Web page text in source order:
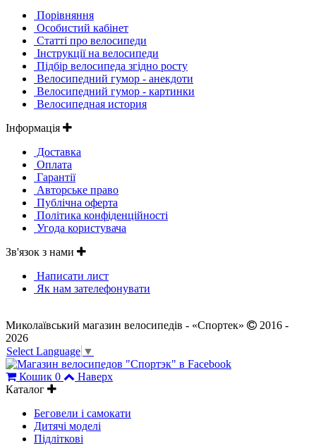
Порівняння
Особистий кабінет
Статті про велосипеди
Інструкції на велосипеди
Підбір велосипеда згідно росту
Велосипедний гумор - анекдоти
Велосипедний гумор - картинки
Велосипедная история
Інформація
Доставка
Оплата
Гарантії
Авторське право
Публічна оферта
Політика конфіденційності
Угода користувача
Зв'язок з нами
Написати лист
Як нам зателефонувати
Миколаївський магазин велосипедів - «Спортек»
2016 -
2026
Select Language ▼
Кошик 0
Наверх
Каталог
Беговели і самокати
Дитячі моделі
Підліткові